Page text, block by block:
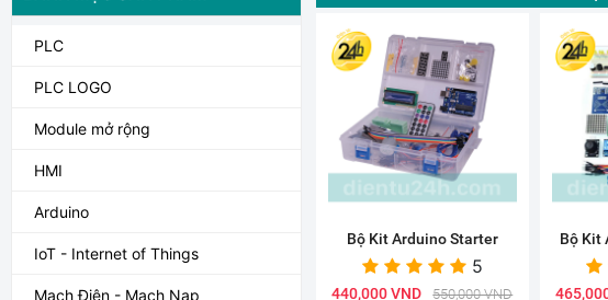
Bộ Kit Arduino Starter
5
440,000 VND 550,000 VND
Bộ Kit
PLC
PLC LOGO
Module mở rộng
HMI
Arduino
IoT - Internet of Things
Mạch Điện - Mạch Nạp